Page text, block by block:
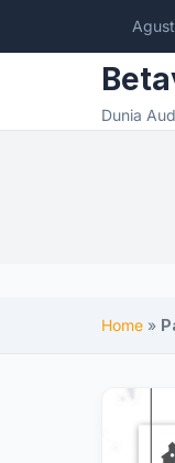
Dunia
Home »